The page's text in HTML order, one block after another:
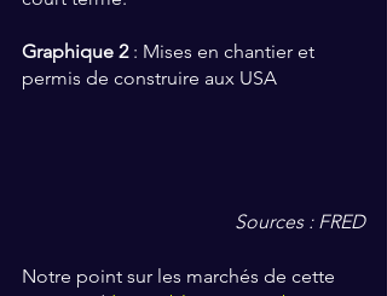
Graphique 2 : Mises en chantier et
permis de construire aux USA
Sources : FRED
Notre point sur les marchés de cette